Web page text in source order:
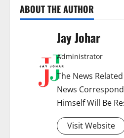
ABOUT THE AUTHOR
Jay Johar
Administrator
The News
News
Himself Will Be
Visit Website